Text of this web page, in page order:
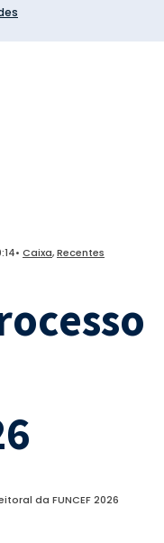
• Caixa,Recentes
da FUNCEF 2026